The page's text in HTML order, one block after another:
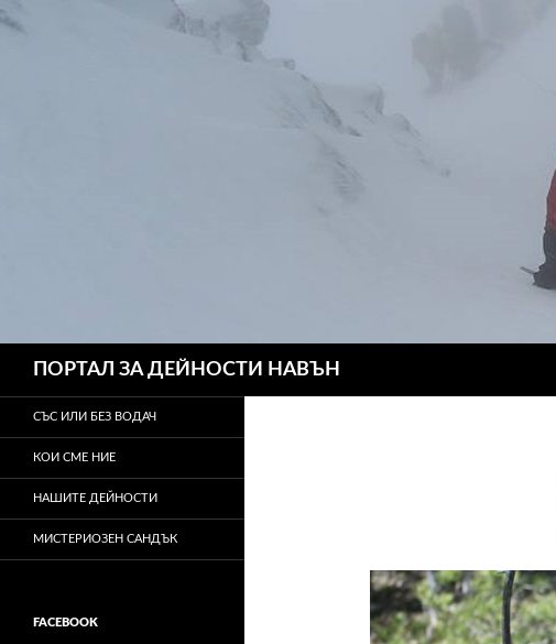
ПОРТАЛ ЗА ДЕЙНОСТИ НАВЪН
СЪС ИЛИ БЕЗ ВОДАЧ
КОИ СМЕ НИЕ
НАШИТЕ ДЕЙНОСТИ
МИСТЕРИОЗЕН САНДЪК
FACEBOOK